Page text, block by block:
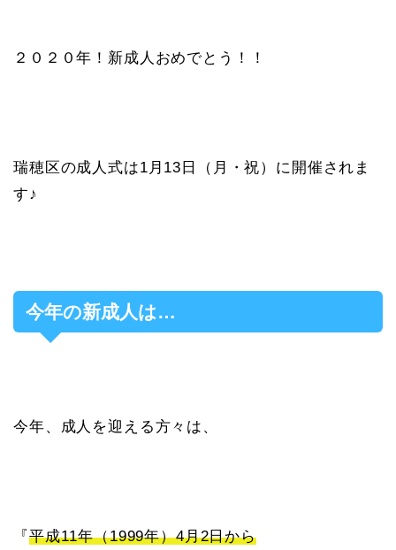
２０２０年！新成人おめでとう！！
瑞穂区の成人式は1月13日（月・祝）に開催されま
す♪
今年の新成人は…
今年、成人を迎える方々は、
『平成11年（1999年）4月2日から